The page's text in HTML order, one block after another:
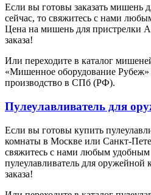
Если вы готовы заказать мишень
сейчас, то свяжитесь с нами
Цена на мишень для пристрелки
заказа!
Или переходите в каталог
«Мишенное оборудование
производство в СПб (РФ).
Пулеулавливатель для
Если вы готовы купить
комнаты в Москве или Санкт-
свяжитесь с нами любым
пулеулавливатель для оружейной
заказа!